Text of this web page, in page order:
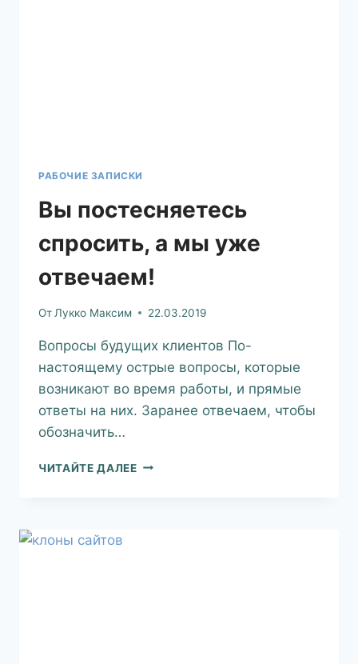
РАБОЧИЕ ЗАПИСКИ
Вы постесняетесь
спросить, а мы уже
отвечаем!
От Лукко Максим 22.03.2019
Вопросы будущих клиентов По-
настоящему острые вопросы, которые
возникают во время работы, и прямые
ответы на них. Заранее отвечаем, чтобы
обозначить…
ЧИТАЙТЕ ДАЛЕЕ